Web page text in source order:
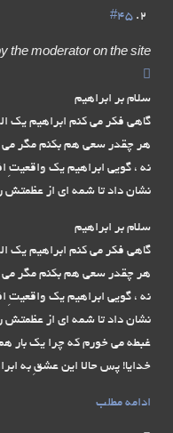
#45
the moderator on the site
سلام بر ابراهیم
گاهی فکر می کنم ابراهیم یک
هر چقدر سعی هم بکنم مگر می
نه ، گویی ابراهیم یک واقعیتِ
نشان داد تا شمه ای از عظمتش
سلام بر ابراهیم
گاهی فکر می کنم ابراهیم یک
هر چقدر سعی هم بکنم مگر می
نه ، گویی ابراهیم یک واقعیتِ
نشان داد تا شمه ای از عظمتش
غبطه می خورم که چرا یک بار
خدایا! پس حالا این عشقِ به
ادامه مطلب